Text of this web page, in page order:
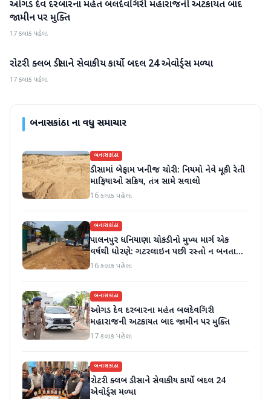
બનાસકાંઠા
ઓગડ દેવ દરબારના મહંત બલદેવગિરી મહારાજની અટકાયત બાદ
જામીન પર મુક્તિ
17 કલાક પહેલા
બનાસકાંઠા
રોટરી ક્લબ ડીસાને સેવાકીય કાર્યો બદલ 24 એવોર્ડ્સ મળ્યા
17 કલાક પહેલા
બનાસકાંઠાના વધુ સમાચાર
બનાસકાંઠા
ડીસામાં બેફામ ખનીજ ચોરી: નિયમો નેવે મૂકી રેતી
માફિયાઓ સક્રિય, તંત્ર સામે સવાલો
16 કલાક પહેલા
બનાસકાંઠા
પાલનપુર ધનિયાણા ચોકડીનો મુખ્ય માર્ગ એક
વર્ષથી ધોરણે: ગટરલાઇન પછી રસ્તો ન બનતા
હાલાકી
16 કલાક પહેલા
બનાસકાંઠા
ઓગડ દેવ દરબારના મહંત બલદેવગિરી
મહારાજની અટકાયત બાદ જામીન પર મુક્તિ
17 કલાક પહેલા
બનાસકાંઠા
રોટરી ક્લબ ડીસાને સેવાકીય કાર્યો બદલ 24
એવોર્ડ્સ મળ્યા